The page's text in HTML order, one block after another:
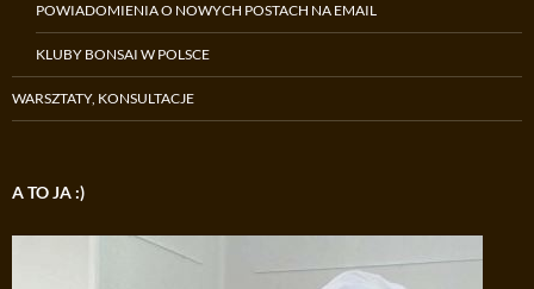
POWIADOMIENIA O NOWYCH POSTACH NA EMAIL
KLUBY BONSAI W POLSCE
WARSZTATY, KONSULTACJE
A TO JA :)